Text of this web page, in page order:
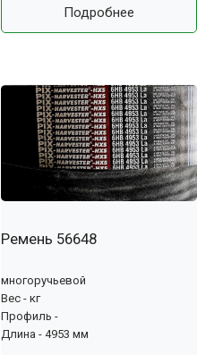
Подробнее
Ремень 56648
многоручьевой
Вес - кг
Профиль -
Длина - 4953 мм